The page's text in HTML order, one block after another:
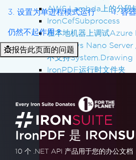
AWS Lambda上的分段
IronCefSubprocess
在本地机器上调试Azure
Windows Nano Server
不支持System.Drawing
IronPDF运行时文件夹
Azure应用服务Linux -
时失败
修复Azure容器中的
解决部署Azure
使用
3. 设置为单进程模式运行 4. 容
仍然不起作用？
报告此页面的问题
IronPDF 是 IRON
10 个 .NET API 产品 用于您的办公文档